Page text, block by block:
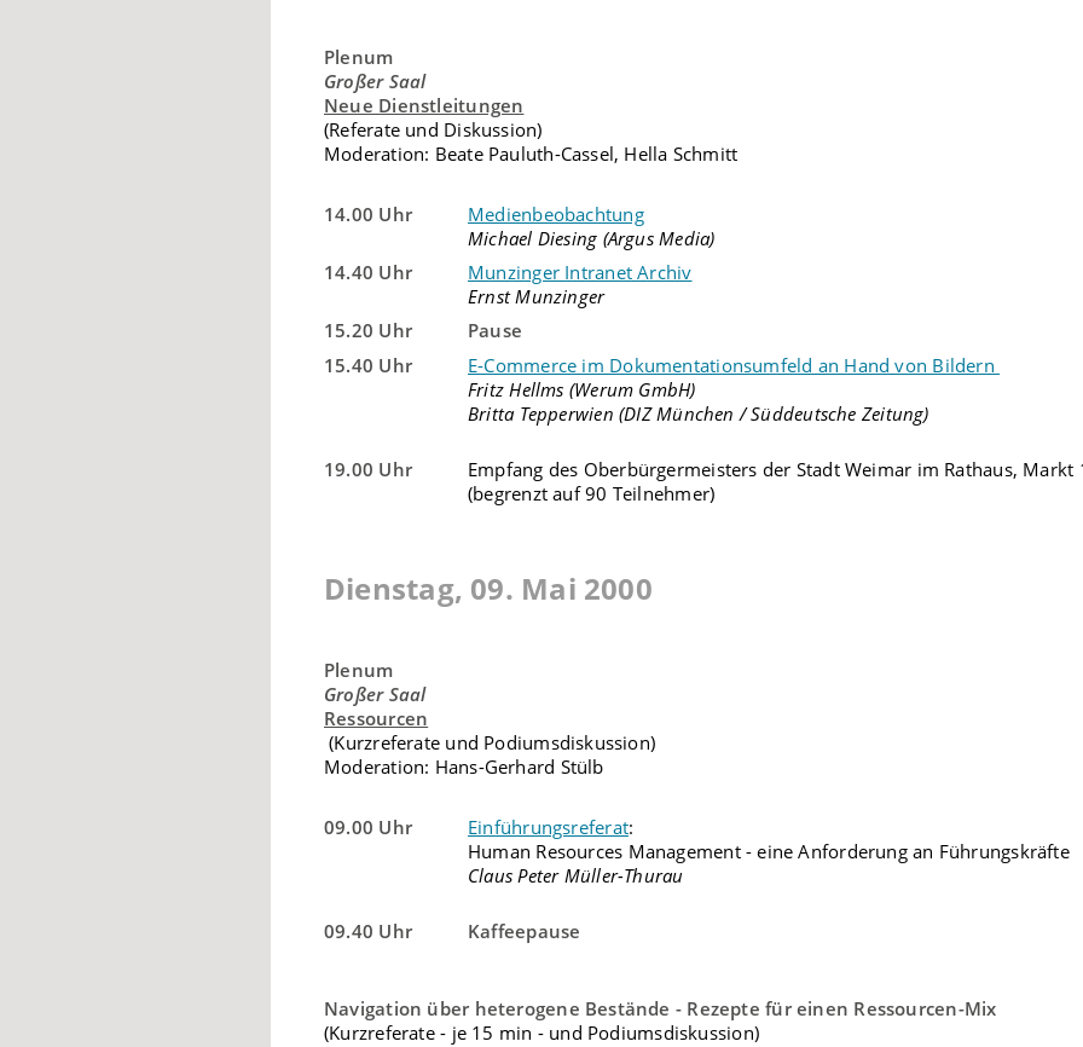
Plenum
Großer Saal
Neue Dienstleitungen
(Referate und Diskussion)
Moderation: Beate Pauluth-Cassel, Hella Schmitt
14.00 Uhr
Medienbeobachtung
Michael Diesing (Argus Media)
14.40 Uhr
Munzinger Intranet Archiv
Ernst Munzinger
15.20 Uhr
Pause
15.40 Uhr
E-Commerce im Dokumentationsumfeld an Hand von Bildern
Fritz Hellms (Werum GmbH)
Britta Tepperwien (DIZ München / Süddeutsche Zeitung)
19.00 Uhr
Empfang des Oberbürgermeisters der Stadt Weimar im Rathaus, Markt
(begrenzt auf 90 Teilnehmer)
Dienstag, 09. Mai 2000
Plenum
Großer Saal
Ressourcen
(Kurzreferate und Podiumsdiskussion)
Moderation: Hans-Gerhard Stülb
09.00 Uhr Einführungsreferat:
Human Resources Management - eine Anforderung an Führungskräfte
Claus Peter Müller-Thurau
09.40 Uhr Kaffeepause
Navigation über heterogene Bestände - Rezepte für einen Ressourcen-Mix
(Kurzreferate - je 15 min - und Podiumsdiskussion)